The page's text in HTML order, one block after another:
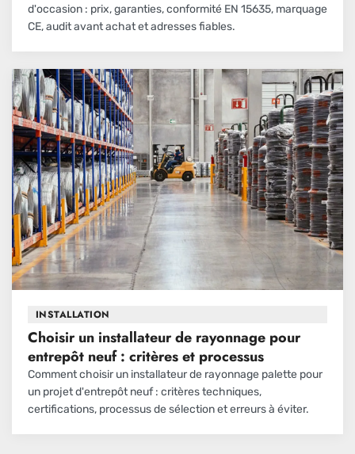
d'occasion : prix, garanties, conformité EN 15635, marquage
CE, audit avant achat et adresses fiables.
INSTALLATION
Choisir un installateur de rayonnage pour
entrepôt neuf : critères et processus
Comment choisir un installateur de rayonnage palette pour
un projet d'entrepôt neuf : critères techniques,
certifications, processus de sélection et erreurs à éviter.